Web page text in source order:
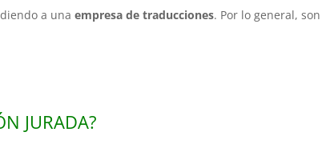
a unaempresa de traducciones. Por lo general, son
JURADA?